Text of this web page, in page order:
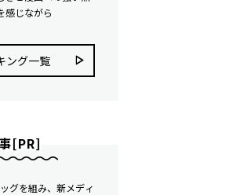
感じながら
ング⼀覧
[PR]
グを組み、新メディ